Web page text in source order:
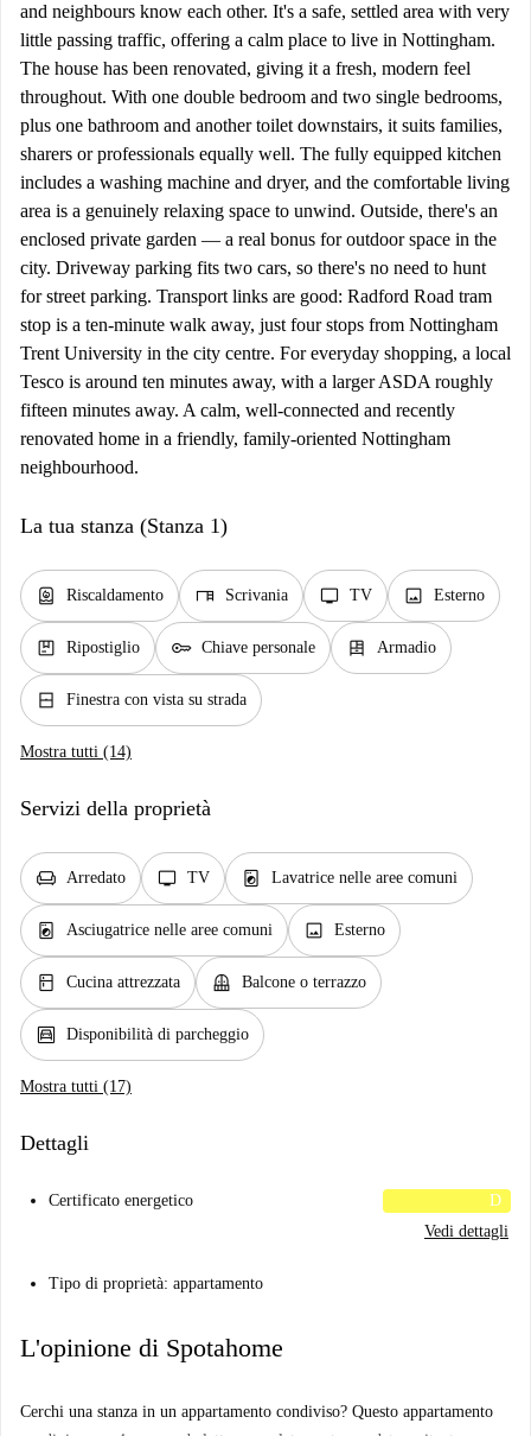
and neighbours know each other. It's a safe, settled area with very
little passing traffic, offering a calm place to live in Nottingham.
The house has been renovated, giving it a fresh, modern feel
throughout. With one double bedroom and two single bedrooms,
plus one bathroom and another toilet downstairs, it suits families,
sharers or professionals equally well. The fully equipped kitchen
includes a washing machine and dryer, and the comfortable living
area is a genuinely relaxing space to unwind. Outside, there's an
enclosed private garden — a real bonus for outdoor space in the
city. Driveway parking fits two cars, so there's no need to hunt
for street parking. Transport links are good: Radford Road tram
stop is a ten-minute walk away, just four stops from Nottingham
Trent University in the city centre. For everyday shopping, a local
Tesco is around ten minutes away, with a larger ASDA roughly
fifteen minutes away. A calm, well-connected and recently
renovated home in a friendly, family-oriented Nottingham
neighbourhood.
La tua stanza (Stanza 1)
water_heater Riscaldamento desk Scrivania tv TV image Esterno
package Ripostiglio key Chiave personale dresser Armadio
window_closed Finestra con vista su strada
Mostra tutti (14)
Servizi della proprietà
chair Arredato tv TV local_laundry_service Lavatrice nelle aree comuni
local_laundry_service Asciugatrice nelle aree comuni image Esterno
kitchen Cucina attrezzata balcony Balcone o terrazzo
garage Disponibilità di parcheggio
Mostra tutti (17)
Dettagli
Certificato energetico
D
Vedi dettagli
Tipo di proprietà: appartamento
L'opinione di Spotahome
Cerchi una stanza in un appartamento condiviso? Questo appartamento